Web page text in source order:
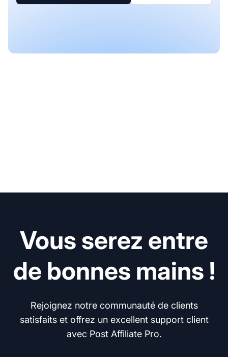
Vous serez entre
de bonnes mains !
Rejoignez notre communauté de clients
satisfaits et offrez un excellent support client
avec Post Affiliate Pro.